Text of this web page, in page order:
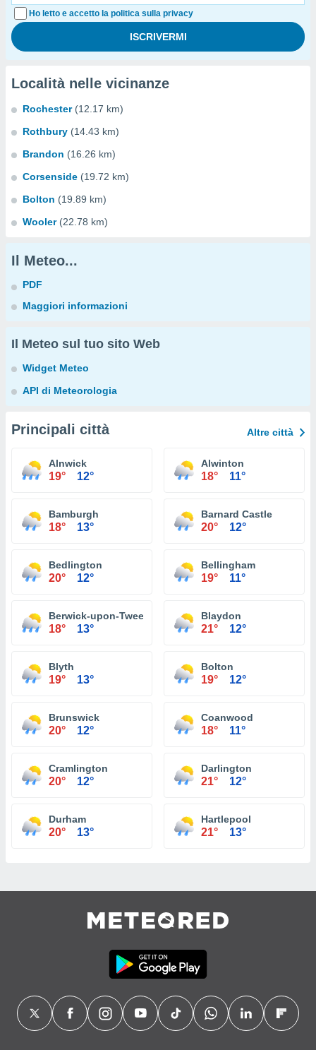
Ho letto e accetto la politica sulla privacy
Località nelle vicinanze
Rochester (12.17 km)
Rothbury (14.43 km)
Brandon (16.26 km)
Corsenside (19.72 km)
Bolton (19.89 km)
Wooler (22.78 km)
Il Meteo...
PDF
Maggiori informazioni
Il Meteo sul tuo sito Web
Widget Meteo
API di Meteorologia
Principali città Altre città
Alnwick
19° 12°
Alwinton
18° 11°
Bamburgh
18° 13°
Barnard Castle
20° 12°
Bedlington
20° 12°
Bellingham
19° 11°
Berwick-upon-Tweed
18° 13°
Blaydon
21° 12°
Blyth
19° 13°
Bolton
19° 12°
Brunswick
20° 12°
Coanwood
18° 11°
Cramlington
20° 12°
Darlington
21° 12°
Durham
20° 13°
Hartlepool
21° 13°